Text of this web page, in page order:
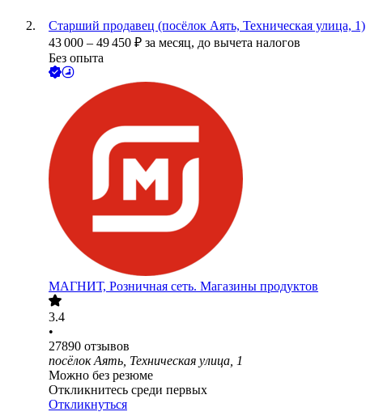
Старший продавец (посёлок Аять, Техническая улица, 1)
43 000 – 49 450 ₽ за месяц, до вычета налогов
Без опыта
МАГНИТ, Розничная сеть. Магазины продуктов
3.4
•
27890 отзывов
посёлок Аять, Техническая улица, 1
Можно без резюме
Откликнитесь среди первых
Откликнуться